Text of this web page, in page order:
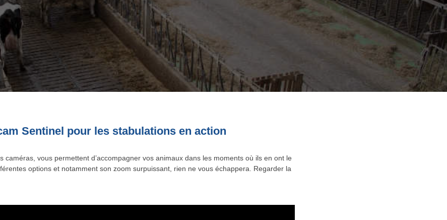
Sentinel pour les stabulations en action
caméras, vous permettent d’accompagner vos animaux dans les moments où ils en ont le
options et notamment son zoom surpuissant, rien ne vous échappera. Regarder la